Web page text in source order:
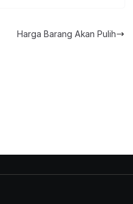
Harga Barang Akan Pulih